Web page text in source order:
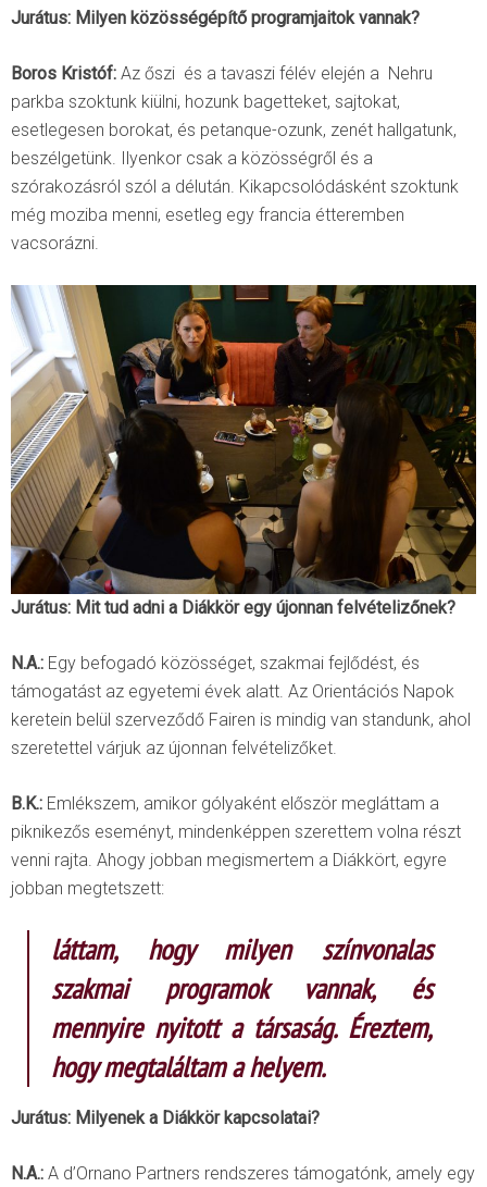
Jurátus: Milyen közösségépítő programjaitok vannak?
Boros Kristóf: Az őszi és a tavaszi félév elején a Nehru
parkba szoktunk kiülni, hozunk bagetteket, sajtokat,
esetlegesen borokat, és petanque-ozunk, zenét hallgatunk,
beszélgetünk. Ilyenkor csak a közösségről és a
szórakozásról szól a délután. Kikapcsolódásként szoktunk
még moziba menni, esetleg egy francia étteremben
vacsorázni.
Jurátus: Mit tud adni a Diákkör egy újonnan felvételizőnek?
N.A.: Egy befogadó közösséget, szakmai fejlődést, és
támogatást az egyetemi évek alatt. Az Orientációs Napok
keretein belül szerveződő Fairen is mindig van standunk, ahol
szeretettel várjuk az újonnan felvételizőket.
B.K.: Emlékszem, amikor gólyaként először megláttam a
piknikezős eseményt, mindenképpen szerettem volna részt
venni rajta. Ahogy jobban megismertem a Diákkört, egyre
jobban megtetszett:
láttam, hogy milyen színvonalas
szakmai programok vannak, és
mennyire nyitott a társaság. Éreztem,
hogy megtaláltam ahelyem.
Jurátus: Milyenek a Diákkör kapcsolatai?
N.A.: A d’Ornano Partners rendszeres támogatónk, amely egy